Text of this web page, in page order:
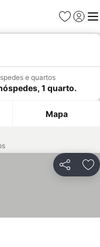
Favoritos
Iniciar
e quartos
1 quarto.
Mapa
Partilhar